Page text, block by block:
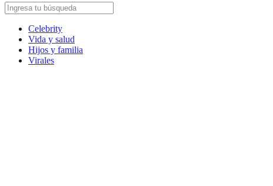
Celebrity
Vida y salud
Hijos y familia
Virales